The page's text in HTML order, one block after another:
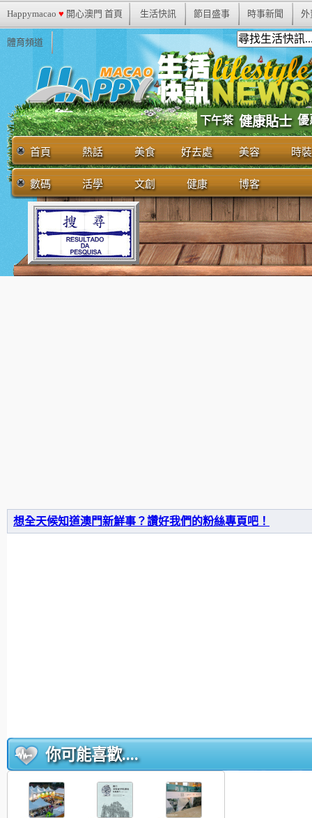
Happymacao ♥ 開心澳門 首頁 生活快訊 節目盛事 時事新聞 外
體育頻道
下午茶 健康貼士 優
首頁 熱話 美食 好去處 美容 時裝
數碼 活學 文創 健康 博客
想全天候知道澳門新鮮事？讚好我們的粉絲專頁吧！
你可能喜歡....